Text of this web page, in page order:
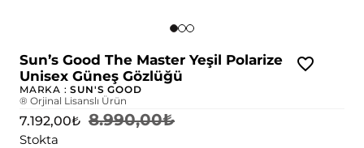
Sun’s Good The Master Yeşil Polarize
Unisex Güneş Gözlüğü
MARKA :SUN'S GOOD
® Orjinal Lisanslı Ürün
8.990,00₺
7.192,00₺
Stokta